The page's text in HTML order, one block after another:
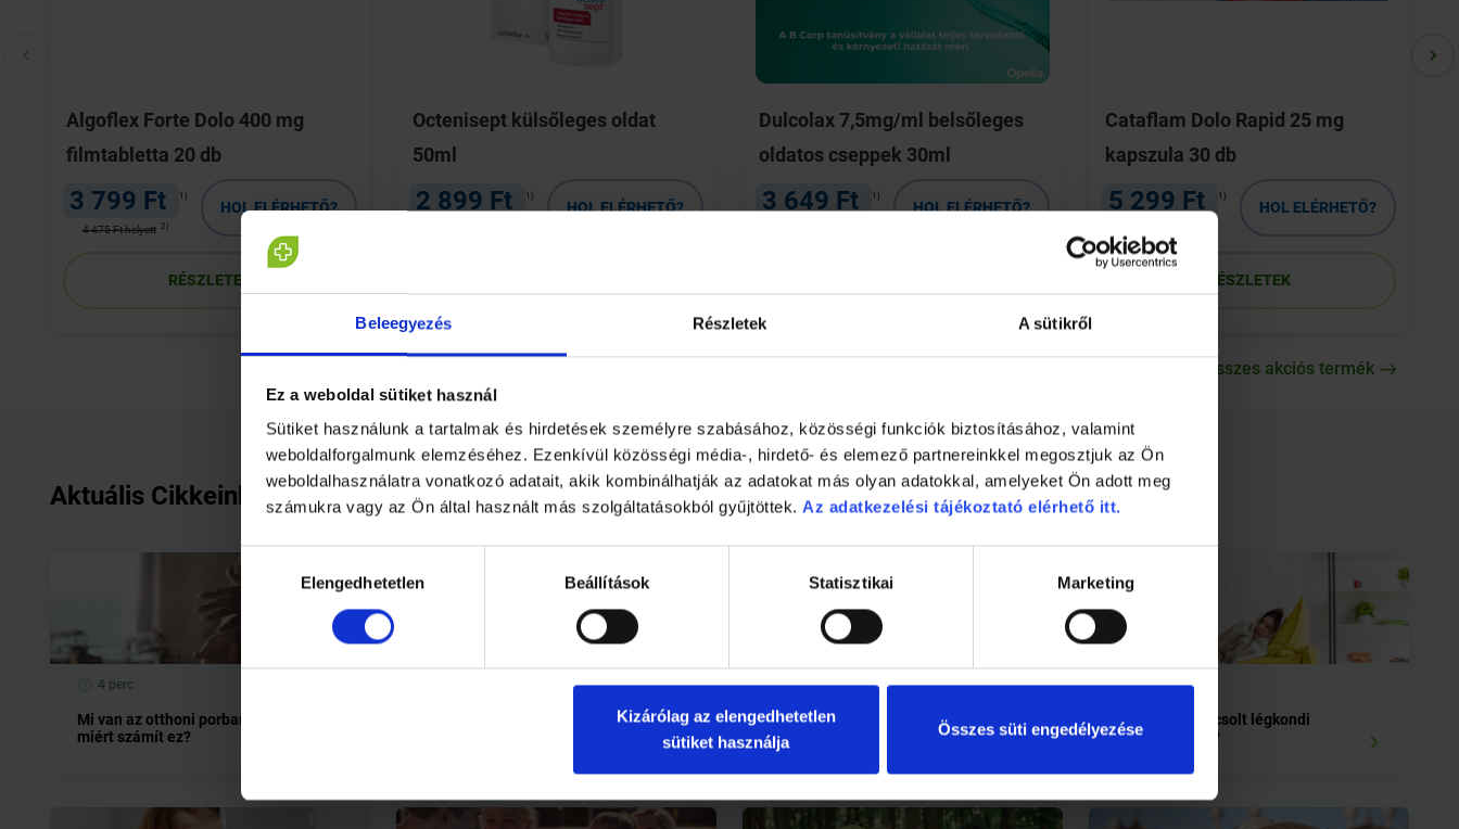
Beleegyezés Részletek A sütikről
Ez a weboldal sütiket használ
Sütiket használunk a tartalmak és hirdetések személyre szabásához, közösségi funkciók biztosításához, valamint
weboldalforgalmunk elemzéséhez. Ezenkívül közösségi média-, hirdető- és elemező partnereinkkel megosztjuk az Ön
weboldalhasználatra vonatkozó adatait, akik kombinálhatják az adatokat más olyan adatokkal, amelyeket Ön adott meg
számukra vagy az Ön által használt más szolgáltatásokból gyűjtöttek. Az adatkezelési tájékoztató elérhető itt.
kiválasztásaElengedhetetlen Beállítások Statisztikai Marketing
Kizárólag az elengedhetetlen
sütiket használja
Összes süti engedélyezése
Algoflex Forte Dolo 400 mg
filmtabletta 20 db
3 799 Ft 1)
4 475 Ft helyett 2)
HOL ELÉRHETŐ?
RÉSZLETEK
Octenisept külsőleges oldat
50ml
2 899 Ft 1)
HOL ELÉRHETŐ?
Dulcolax 7,5mg/ml belsőleges
oldatos cseppek 30ml
3 649 Ft 1)
HOL ELÉRHETŐ?
Cataflam Dolo Rapid 25 mg
kapszula 30 db
5 299 Ft 1)
HOL ELÉRHETŐ?
RÉSZLETEK
Összes akciós termék
Aktuális Cikkeink
4 perc
Mi van az otthoni porban, és
miért számít ez?
2 perc
Hőség és fejfájás - mi az
összefüggés?
2 perc
Szabad bekapcsolt légkondi
mellett aludni?